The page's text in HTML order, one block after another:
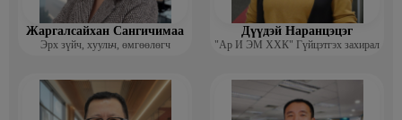
Жаргалсайхан Сангичимаа
Эрх зүйч, хуульч, өмгөөлөгч
Дүүдэй Наранцэцэг
"Ар И ЭМ ХХК" Гүйцэтгэх захирал